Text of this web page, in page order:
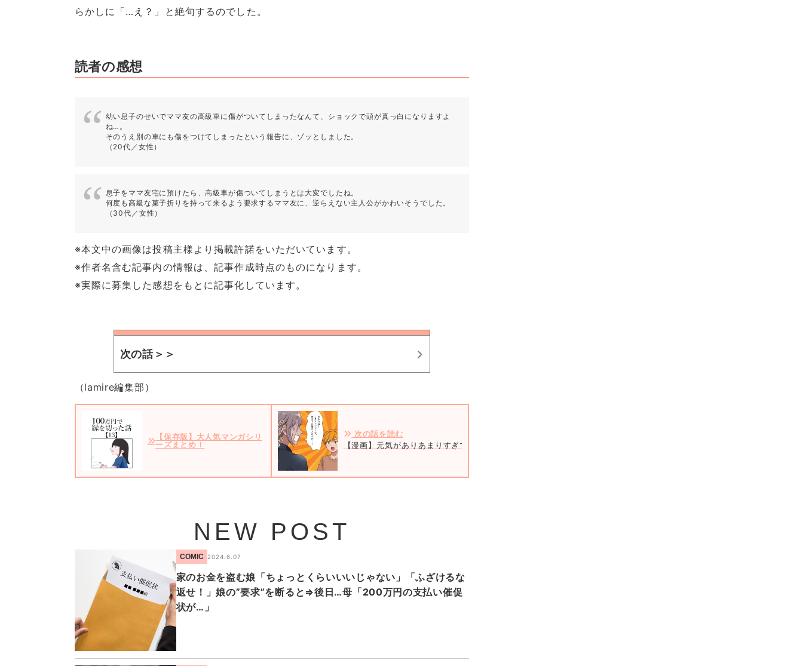
らかしに「…え？」と絶句するのでした。
読者の感想
幼い息子のせいでママ友の高級車に傷がついてしまったなんて、ショックで頭が真っ白になりますよ
ね…。
そのうえ別の車にも傷をつけてしまったという報告に、ゾッとしました。
（20代／女性）
息子をママ友宅に預けたら、高級車が傷ついてしまうとは大変でしたね。
何度も高級な菓子折りを持って来るよう要求するママ友に、逆らえない主人公がかわいそうでした。
（30代／女性）
※本文中の画像は投稿主様より掲載許諾をいただいています。
※作者名含む記事内の情報は、記事作成時点のものになります。
※実際に募集した感想をもとに記事化しています。
次の話＞＞
（lamire編集部）
【保存版】大人気マンガシリ
ーズまとめ！
次の話を読む
【漫画】元気がありあまりすぎて暴れる息子が外でトラブルを起こしたら＃1
NEW POST
COMIC 2024.6.07
家のお金を盗む娘「ちょっとくらいいいじゃない」「ふざけるな
返せ！」娘の”要求”を断ると⇒後日…母「200万円の支払い催促
状が…」